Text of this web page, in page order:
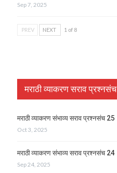
Sep 7, 2025
PREV NEXT 1 of 8
मराठी व्याकरण सराव प्रश्नसंच
मराठी व्याकरण संभाव्य सराव प्रश्नसंच 25
Oct 3, 2025
मराठी व्याकरण संभाव्य सराव प्रश्नसंच 24
Sep 24, 2025